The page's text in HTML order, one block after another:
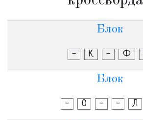
Блок
- К - Ф
Блок
- О - - Л